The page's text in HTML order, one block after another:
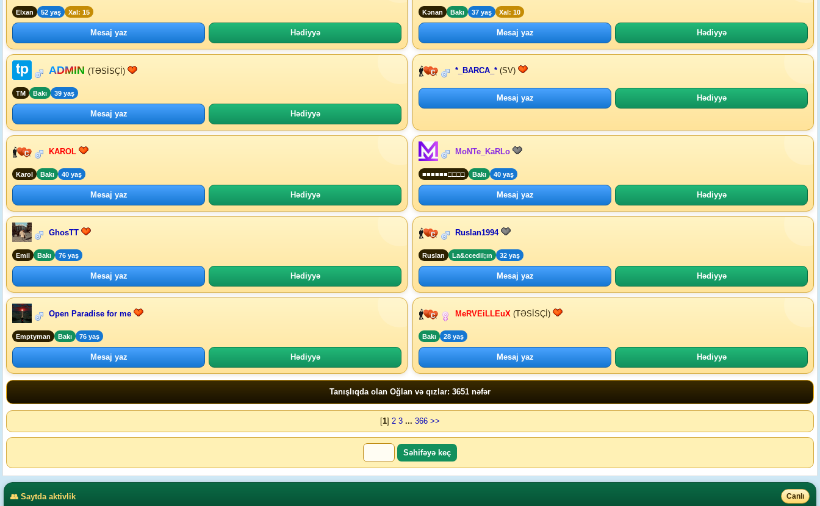
Elxan 52 yaş Xal: 15
Mesaj yaz Hədiyyə
Kənan Bakı 37 yaş Xal: 10
Mesaj yaz Hədiyyə
ADMIN (TƏSİSÇİ)
TM Bakı 39 yaş
Mesaj yaz Hədiyyə
*_BARCA_* (SV)
Mesaj yaz Hədiyyə
KAROL
Karol Bakı 40 yaş
Mesaj yaz Hədiyyə
MoNTe_KaRLo
■■■■■■□□□□ Bakı 40 yaş
Mesaj yaz Hədiyyə
GhosTT
Emil Bakı 76 yaş
Mesaj yaz Hədiyyə
Ruslan1994
Ruslan La&ccedil;ın 32 yaş
Mesaj yaz Hədiyyə
Open Paradise for me
Emptyman Bakı 76 yaş
Mesaj yaz Hədiyyə
MeRVEiLLEuX (TƏSİSÇİ)
Bakı 28 yaş
Mesaj yaz Hədiyyə
Tanışlıqda olan Oğlan və qızlar: 3651 nəfər
[1] 2 3 ... 366 >>
👥 Saytda aktivlik Canlı